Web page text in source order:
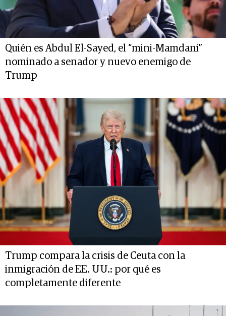
Quién es Abdul El-Sayed, el “mini-Mamdani”
nominado a senador y nuevo enemigo de
Trump
Trump compara la crisis de Ceuta con la
inmigración de EE. UU.: por qué es
completamente diferente